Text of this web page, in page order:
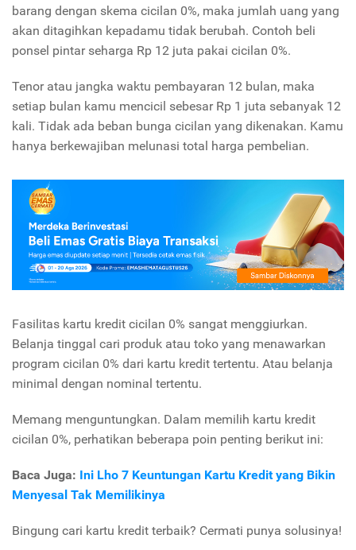
barang dengan skema cicilan 0%, maka jumlah uang yang
akan ditagihkan kepadamu tidak berubah. Contoh beli
ponsel pintar seharga Rp 12 juta pakai cicilan 0%.
Tenor atau jangka waktu pembayaran 12 bulan, maka
setiap bulan kamu mencicil sebesar Rp 1 juta sebanyak 12
kali. Tidak ada beban bunga cicilan yang dikenakan. Kamu
hanya berkewajiban melunasi total harga pembelian.
Fasilitas kartu kredit cicilan 0% sangat menggiurkan.
Belanja tinggal cari produk atau toko yang menawarkan
program cicilan 0% dari kartu kredit tertentu. Atau belanja
minimal dengan nominal tertentu.
Memang menguntungkan. Dalam memilih kartu kredit
cicilan 0%, perhatikan beberapa poin penting berikut ini:
Baca Juga: Ini Lho 7 Keuntungan Kartu Kredit yang Bikin
Menyesal Tak Memilikinya
Bingung cari kartu kredit terbaik? Cermati punya solusinya!